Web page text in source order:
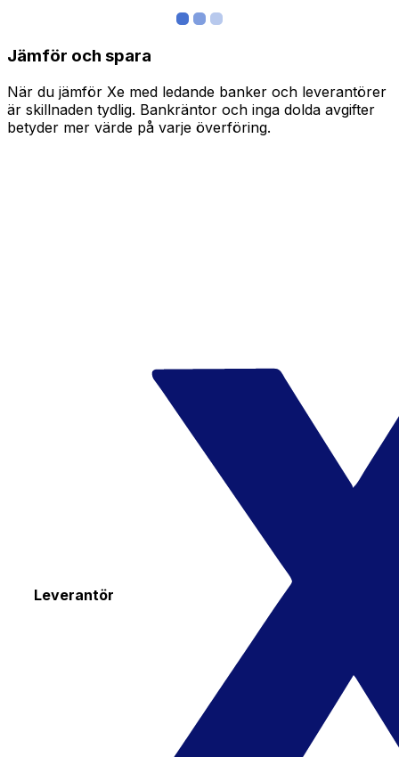
Jämför och spara
När du jämför Xe med ledande banker och leverantörer
är skillnaden tydlig. Bankräntor och inga dolda avgifter
betyder mer värde på varje överföring.
Leverantör